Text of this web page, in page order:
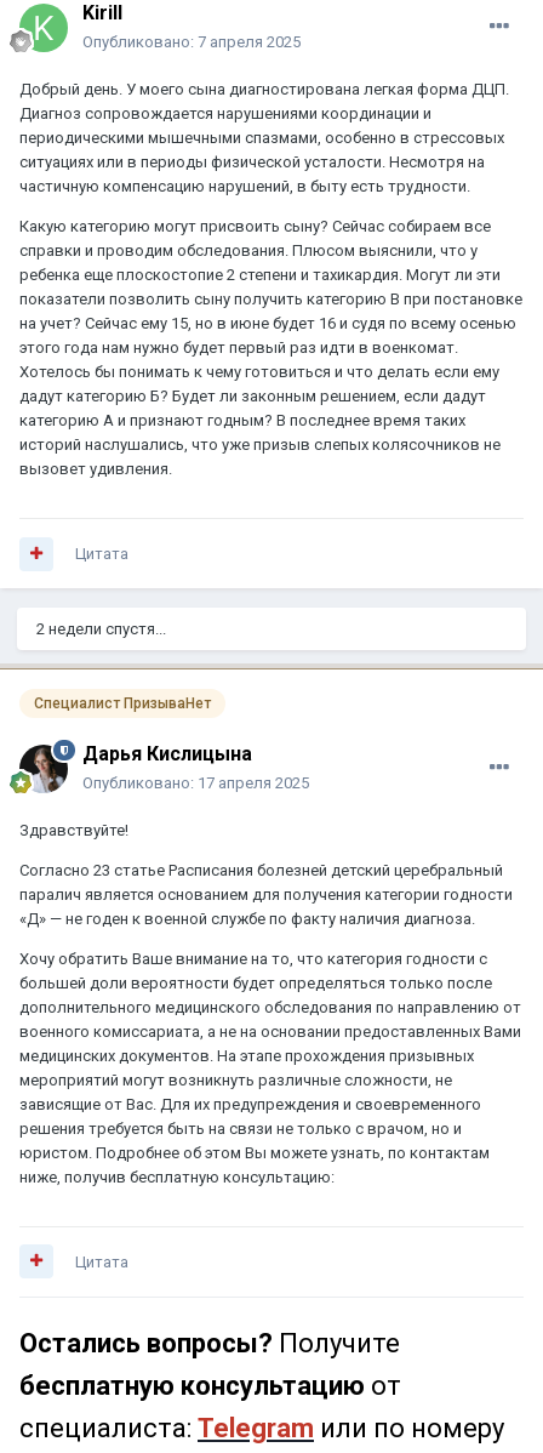
Kirill
Опубликовано: 7 апреля 2025
Добрый день. У моего сына диагностирована легкая форма ДЦП.
Диагноз сопровождается нарушениями координации и
периодическими мышечными спазмами, особенно в стрессовых
ситуациях или в периоды физической усталости. Несмотря на
частичную компенсацию нарушений, в быту есть трудности.
Какую категорию могут присвоить сыну? Сейчас собираем все
справки и проводим обследования. Плюсом выяснили, что у
ребенка еще плоскостопие 2 степени и тахикардия. Могут ли эти
показатели позволить сыну получить категорию В при постановке
на учет? Сейчас ему 15, но в июне будет 16 и судя по всему осенью
этого года нам нужно будет первый раз идти в военкомат.
Хотелось бы понимать к чему готовиться и что делать если ему
дадут категорию Б? Будет ли законным решением, если дадут
категорию А и признают годным? В последнее время таких
историй наслушались, что уже призыв слепых колясочников не
вызовет удивления.
Цитата
2 недели спустя...
Специалист ПризываНет
Дарья Кислицына
Опубликовано: 17 апреля 2025
Здравствуйте!
Согласно 23 статье Расписания болезней детский церебральный
паралич является основанием для получения категории годности
«Д» — не годен к военной службе по факту наличия диагноза.
Хочу обратить Ваше внимание на то, что категория годности с
большей доли вероятности будет определяться только после
дополнительного медицинского обследования по направлению от
военного комиссариата, а не на основании предоставленных Вами
медицинских документов. На этапе прохождения призывных
мероприятий могут возникнуть различные сложности, не
зависящие от Вас. Для их предупреждения и своевременного
решения требуется быть на связи не только с врачом, но и
юристом. Подробнее об этом Вы можете узнать, по контактам
ниже, получив бесплатную консультацию:
Цитата
Остались вопросы? Получите
бесплатную консультацию от
специалиста: Telegram или по номеру